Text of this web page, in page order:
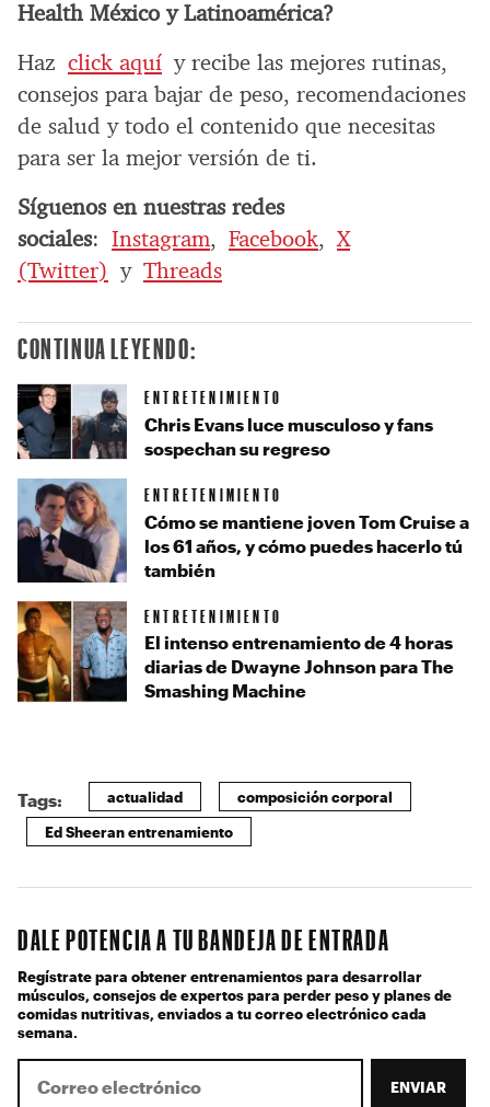
Health México y Latinoamérica?
Haz click aquí y recibe las mejores rutinas,
consejos para bajar de peso, recomendaciones
de salud y todo el contenido que necesitas
para ser la mejor versión de ti.
Síguenos en nuestras redes
sociales: Instagram, Facebook,X
(Twitter) y Threads
CONTINUA LEYENDO:
ENTRETENIMIENTO
Chris Evans luce musculoso y fans
sospechan su regreso
ENTRETENIMIENTO
Cómo se mantiene joven Tom Cruise a
los 61 años, y cómo puedes hacerlo tú
también
ENTRETENIMIENTO
El intenso entrenamiento de 4 horas
diarias de Dwayne Johnson para The
Smashing Machine
Tags: actualidad composición corporal
Ed Sheeran entrenamiento
DALE POTENCIA A TU BANDEJA DE ENTRADA
Regístrate para obtener entrenamientos para desarrollar
músculos, consejos de expertos para perder peso y planes de
comidas nutritivas, enviados a tu correo electrónico cada
semana.
ENVIAR